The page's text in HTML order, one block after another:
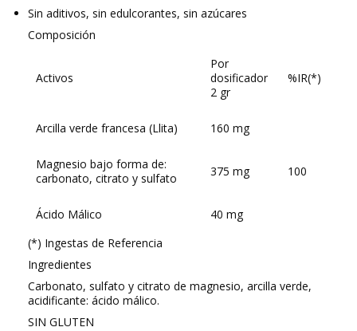
Sin aditivos, sin edulcorantes, sin azúcares
Composición
Activos
Por
dosificador
2 gr
%IR(*)
Arcilla verde francesa (Llita) 160 mg
Magnesio bajo forma de:
carbonato, citrato y sulfato
375 mg 100
Ácido Málico
40 mg
(*) Ingestas de Referencia
Ingredientes
Carbonato, sulfato y citrato de magnesio, arcilla verde,
acidificante: ácido málico.
SIN GLUTEN